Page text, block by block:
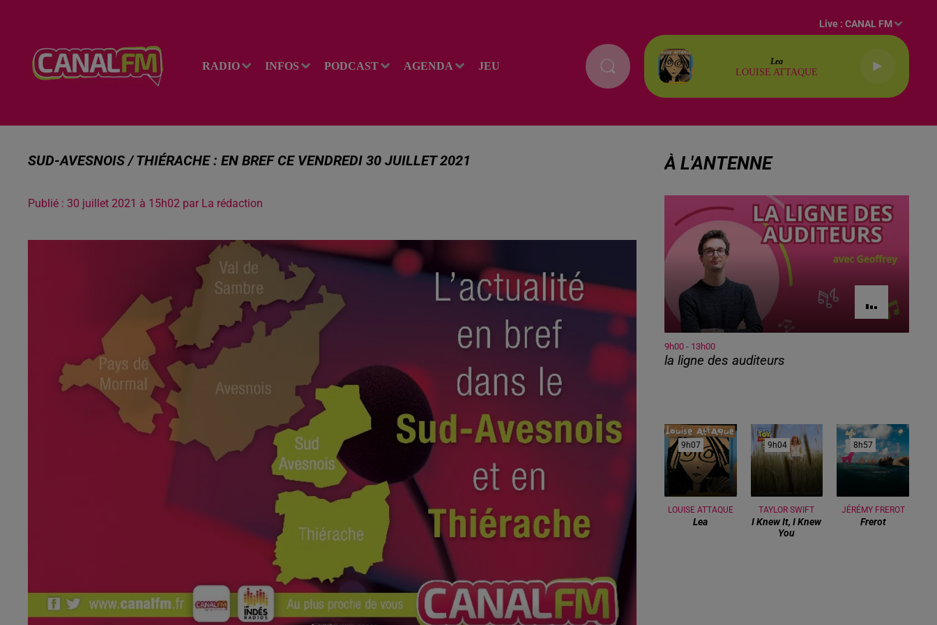
RADIO INFOS PODCAST AGENDA JEU
Live :CANAL FM
Lea
LOUISE ATTAQUE
SUD-AVESNOIS / THIÉRACHE : EN BREF CE VENDREDI 30 JUILLET 2021
Publié : 30 juillet 2021 à 15h02 par La rédaction
À L'ANTENNE
5h00 - 6h00
Le Before du Réveil de Canal FM !
9h00 - 13h00
la ligne des auditeurs
9h07
9h07
LOUISE ATTAQUE
Lea
9h04
9h04
TAYLOR SWIFT
I Knew It, I Knew
You
8h57
8h57
JÉRÉMY FREROT
Frerot